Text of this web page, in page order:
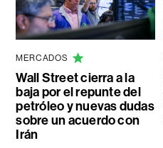
MERCADOS
Wall Street cierra a la
baja por el repunte del
petróleo y nuevas dudas
sobre un acuerdo con
Irán